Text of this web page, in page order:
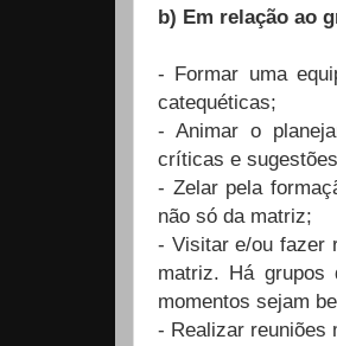
b) Em relação ao
- Formar uma
catequéticas;
- Animar o
críticas e
- Zelar pela
não só da matriz;
- Visitar e/ou fazer
matriz. Há grupos
momentos sejam
- Realizar reuniões